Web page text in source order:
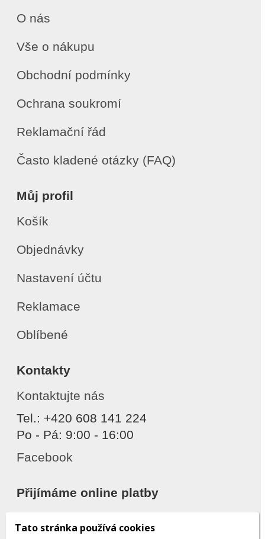
O nás
Vše o nákupu
Obchodní podmínky
Ochrana soukromí
Reklamační řád
Často kladené otázky (FAQ)
Můj profil
Košík
Objednávky
Nastavení účtu
Reklamace
Oblíbené
Kontakty
Kontaktujte nás
Tel.: +420 608 141 224
Po - Pá: 9:00 - 16:00
Facebook
Přijímáme online platby
Tato stránka používá cookies